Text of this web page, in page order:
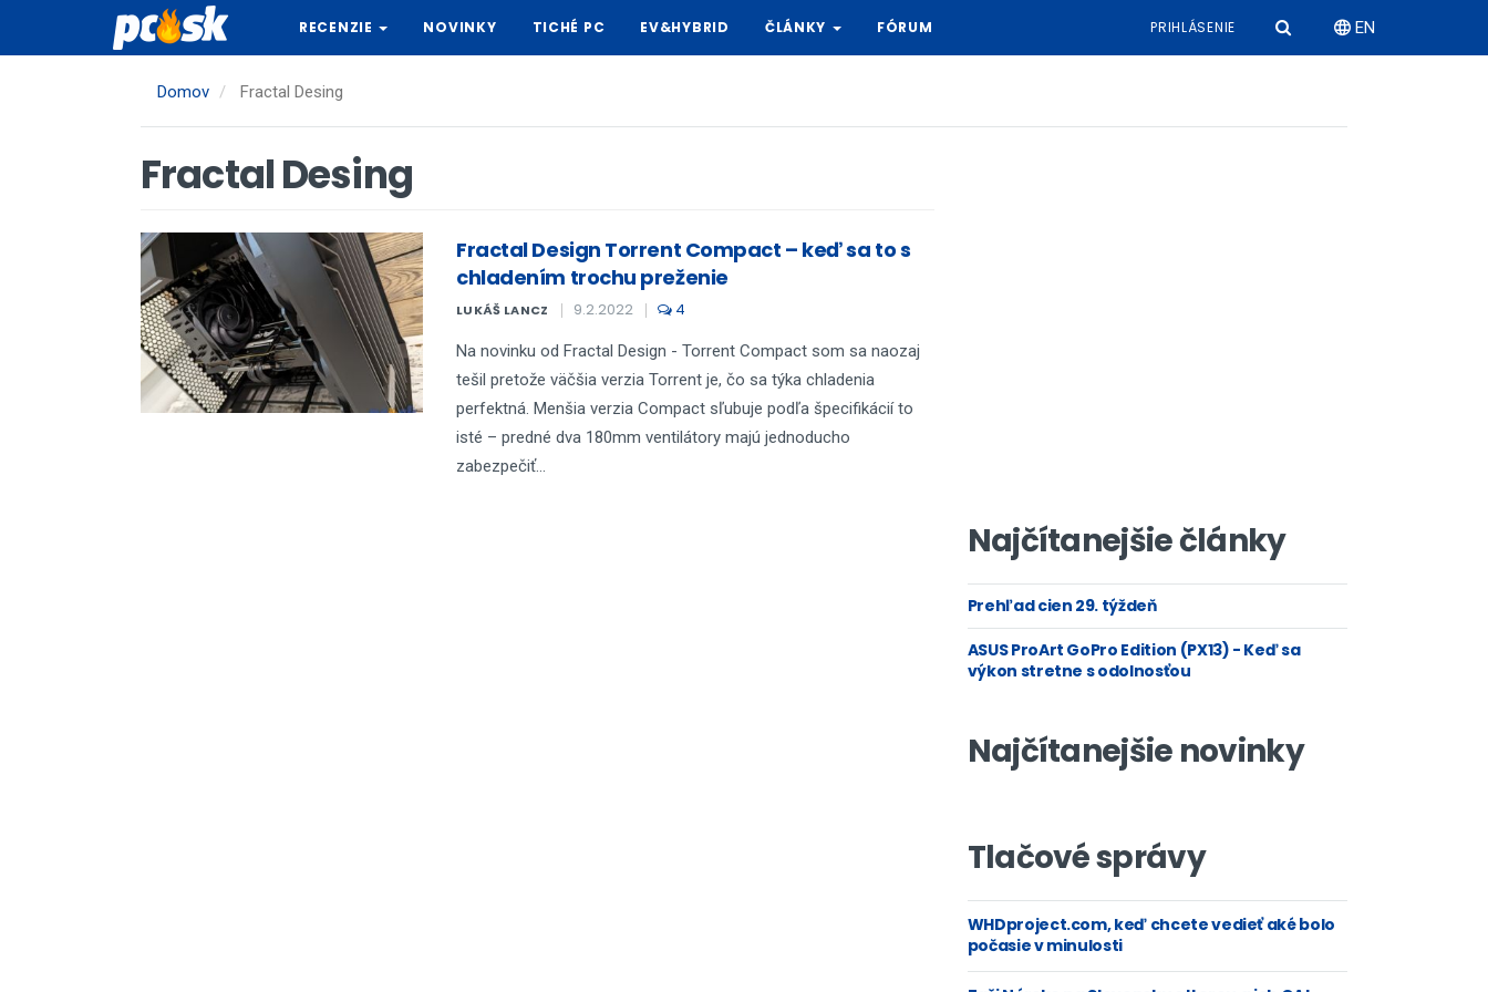
hlavný
RECENZIE NOVINKY TICHÉ PC EV&HYBRID ČLÁNKY FÓRUM PRIHLÁSENIE EN
Domov Fractal Desing
Fractal Desing
Fractal Design Torrent Compact – keď sa to s
chladením trochu preženie
LUKÁŠ LANCZ 9.2.2022 4
Na novinku od Fractal Design - Torrent Compact som sa naozaj
tešil pretože väčšia verzia Torrent je, čo sa týka chladenia
perfektná. Menšia verzia Compact sľubuje podľa špecifikácií to
isté – predné dva 180mm ventilátory majú jednoducho
zabezpečiť...
Najčítanejšie články
Prehľad cien 29. týždeň
ASUS ProArt GoPro Edition (PX13) - Keď sa
výkon stretne s odolnosťou
Najčítanejšie novinky
Tlačové správy
WHDproject.com, keď chcete vedieť aké bolo
počasie v minulosti